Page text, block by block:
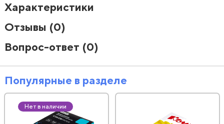
Характеристики
Отзывы (0)
Вопрос-ответ (0)
Популярные в разделе
Нет в наличии